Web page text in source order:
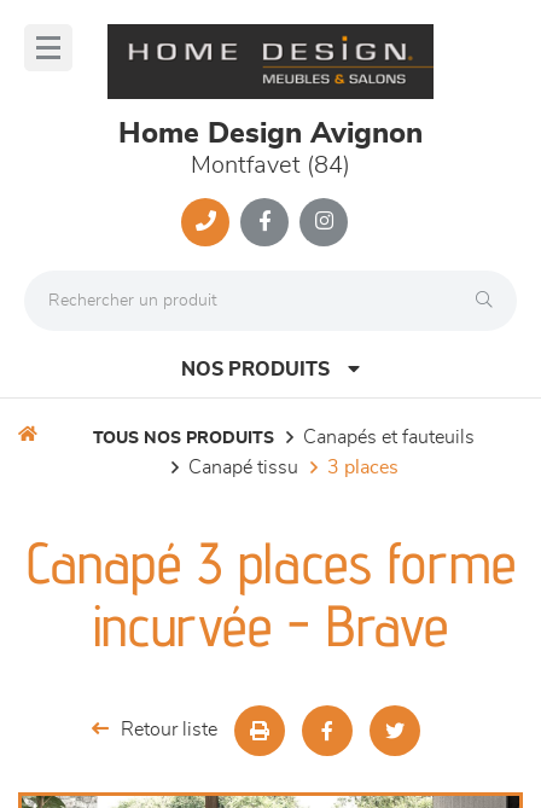
Home Design Avignon
Montfavet (84)
NOS PRODUITS
séjours
meubles de complément
TOUS NOS PRODUITS
canapés et fauteuils
canapé tissu
3 places
Canapé 3 places forme
incurvée - Brave
Retour liste